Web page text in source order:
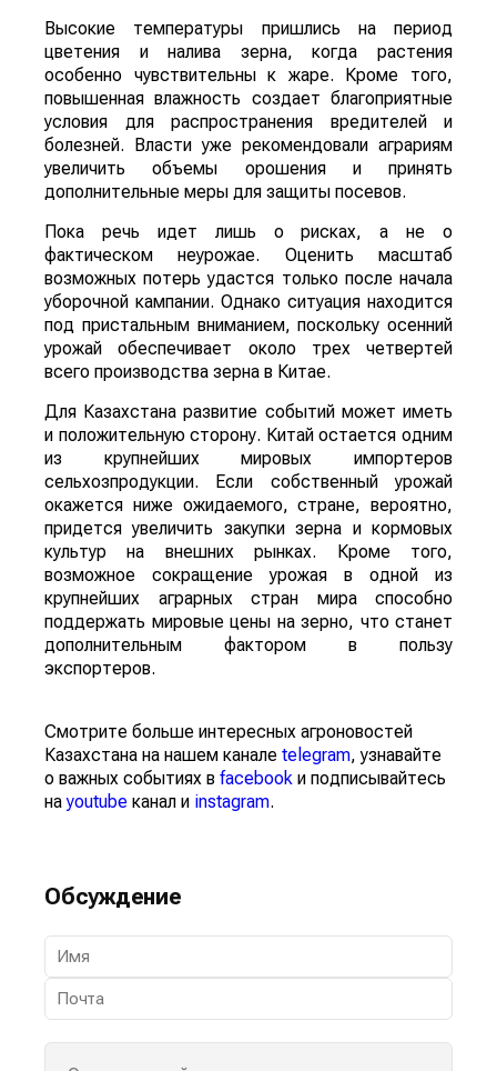
Высокие температуры пришлись на период
цветения и налива зерна, когда растения
особенно чувствительны к жаре. Кроме того,
повышенная влажность создает благоприятные
условия для распространения вредителей и
болезней. Власти уже рекомендовали аграриям
увеличить объемы орошения и принять
дополнительные меры для защиты посевов.
Пока речь идет лишь о рисках, а не о
фактическом неурожае. Оценить масштаб
возможных потерь удастся только после начала
уборочной кампании. Однако ситуация находится
под пристальным вниманием, поскольку осенний
урожай обеспечивает около трех четвертей
всего производства зерна в Китае.
Для Казахстана развитие событий может иметь
и положительную сторону. Китай остается одним
из крупнейших мировых импортеров
сельхозпродукции. Если собственный урожай
окажется ниже ожидаемого, стране, вероятно,
придется увеличить закупки зерна и кормовых
культур на внешних рынках. Кроме того,
возможное сокращение урожая в одной из
крупнейших аграрных стран мира способно
поддержать мировые цены на зерно, что станет
дополнительным фактором в пользу
экспортеров.
Смотрите больше интересных агроновостей
Казахстана на нашем канале telegram, узнавайте
о важных событиях в facebook и подписывайтесь
наyoutube канал и instagram.
Обсуждение